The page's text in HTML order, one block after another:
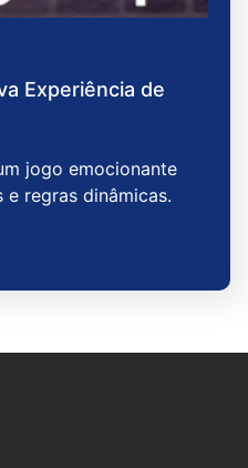
Experiência de
jogo emocionante
e regras dinâmicas.